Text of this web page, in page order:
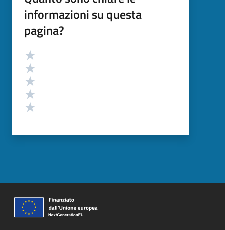
informazioni su questa
pagina?
Valutazione